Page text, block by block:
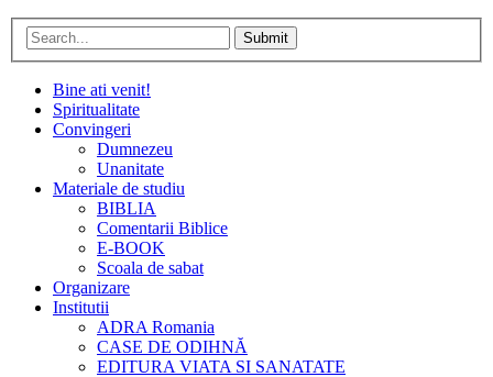
Submit
Bine ati venit!
Spiritualitate
Convingeri
Dumnezeu
Unanitate
Materiale de studiu
BIBLIA
Comentarii Biblice
E-BOOK
Scoala de sabat
Organizare
Institutii
ADRA Romania
CASE DE ODIHNĂ
EDITURA VIATA SI SANATATE